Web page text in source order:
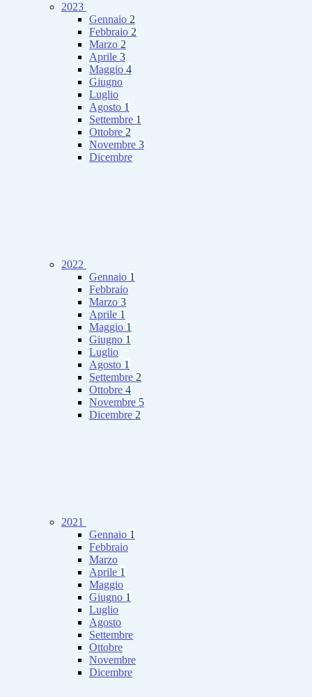
2023
Gennaio 2
Febbraio 2
Marzo 2
Aprile 3
Maggio 4
Giugno
Luglio
Agosto 1
Settembre 1
Ottobre 2
Novembre 3
Dicembre
2022
Gennaio 1
Febbraio
Marzo 3
Aprile 1
Maggio 1
Giugno 1
Luglio
Agosto 1
Settembre 2
Ottobre 4
Novembre 5
Dicembre 2
2021
Gennaio 1
Febbraio
Marzo
Aprile 1
Maggio
Giugno 1
Luglio
Agosto
Settembre
Ottobre
Novembre
Dicembre